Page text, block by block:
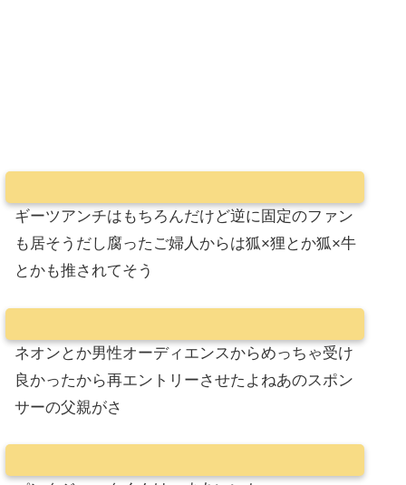
ギーツアンチはもちろんだけど逆に固定のファン
も居そうだし腐ったご婦人からは狐×狸とか狐×牛
とかも推されてそう
ネオンとか男性オーディエンスからめっちゃ受け
良かったから再エントリーさせたよねあのスポン
サーの父親がさ